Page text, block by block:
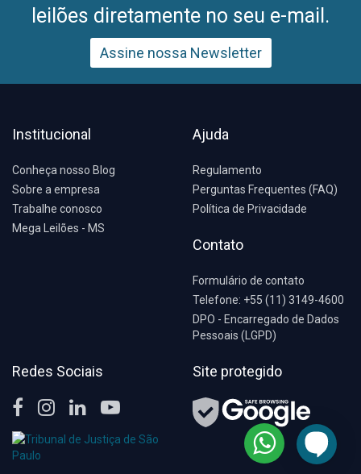
leilões diretamente no seu e-mail.
Assine nossa Newsletter
Institucional
Conheça nosso Blog
Sobre a empresa
Trabalhe conosco
Mega Leilões - MS
Ajuda
Regulamento
Perguntas Frequentes (FAQ)
Política de Privacidade
Contato
Formulário de contato
Telefone: +55 (11) 3149-4600
DPO - Encarregado de Dados
Pessoais (LGPD)
Redes Sociais Site protegido